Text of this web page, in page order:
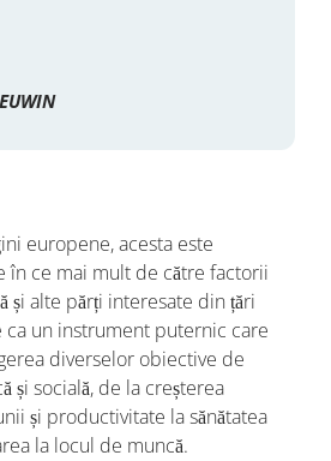
europene, acesta este
în ce mai mult de către factorii
și alte părți interesate din țări
ca un instrument puternic care
diverselor obiective de
și socială, de la creșterea
și productivitate la sănătatea
la locul de muncă.